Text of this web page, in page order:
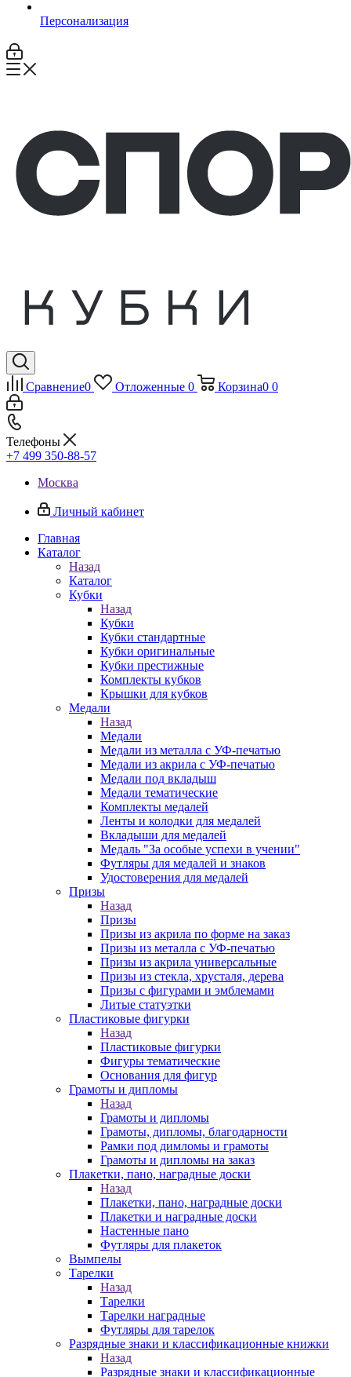
Персонализация
Сравнение0 Отложенные 0 Корзина0 0
Телефоны
+7 499 350-88-57
Москва
Личный кабинет
Главная
Каталог
Назад
Каталог
Кубки
Назад
Кубки
Кубки стандартные
Кубки оригинальные
Кубки престижные
Комплекты кубков
Крышки для кубков
Медали
Назад
Медали
Медали из металла с УФ-печатью
Медали из акрила с УФ-печатью
Медали под вкладыш
Медали тематические
Комплекты медалей
Ленты и колодки для медалей
Вкладыши для медалей
Медаль "За особые успехи в учении"
Футляры для медалей и знаков
Удостоверения для медалей
Призы
Назад
Призы
Призы из акрила по форме на заказ
Призы из металла с УФ-печатью
Призы из акрила универсальные
Призы из стекла, хрусталя, дерева
Призы с фигурами и эмблемами
Литые статуэтки
Пластиковые фигурки
Назад
Пластиковые фигурки
Фигуры тематические
Основания для фигур
Грамоты и дипломы
Назад
Грамоты и дипломы
Грамоты, дипломы, благодарности
Рамки под димломы и грамоты
Грамоты и дипломы на заказ
Плакетки, пано, наградные доски
Назад
Плакетки, пано, наградные доски
Плакетки и наградные доски
Настенные пано
Футляры для плакеток
Вымпелы
Тарелки
Назад
Тарелки
Тарелки наградные
Футляры для тарелок
Разрядные знаки и классификационные книжки
Назад
Разрядные знаки и классификационные